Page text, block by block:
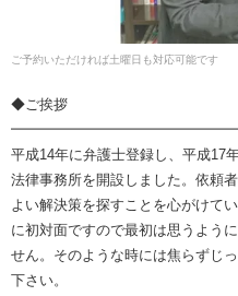
ご予約いただければ土曜日も対応可能です
◆ご挨拶
平成14年に弁護士登録し、平成17
法律事務所を開設しました。依頼
よい解決策を探すことを心がけて
に初対面ですので最初は思うよう
せん。そのような時には焦らずじ
下さい。